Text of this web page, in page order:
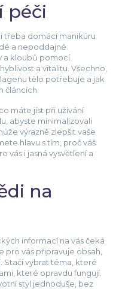
péči
třeba domácí manikúru
a nepoddajné.
a kloubů pomocí
a vitalitu. Všechno,
tělo potřebuje a jak
článcích.
máte jíst při užívání
abyste minimalizovali
výrazně zlepšit vaše
hlavu s tím, proč váš
vás i jasná vysvětlení a
na
informací na vás čeká
pro vás připravuje obsah,
Stačí vybrat téma, které
které opravdu fungují.
styl jednoduše, bez